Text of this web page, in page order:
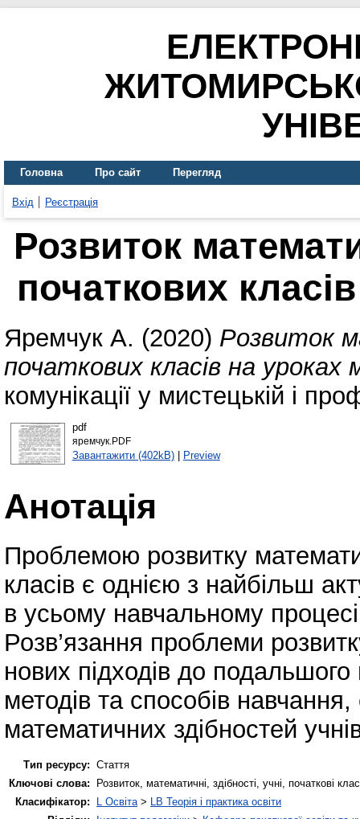
Головна Про сайт Перегляд
Вхід Реєстрація
Розвиток
початкових
Яремчук А. (2020) Розвиток
початкових класів на
комунікації у мистецькій і
pdf
яремчук.PDF
Завантажити (402kB)| Preview
Анотація
Проблемою розвитку
класів є однією з найбільш
в усьому навчальному
Розв’язання проблеми
нових підходів до
методів та способів
математичних здібностей
Тип ресурсу: Стаття
Ключові слова:
Розвиток, математичні, здібності, учні, початкові
Класифікатор:
L Освіта > LB Теорія і практика освіти